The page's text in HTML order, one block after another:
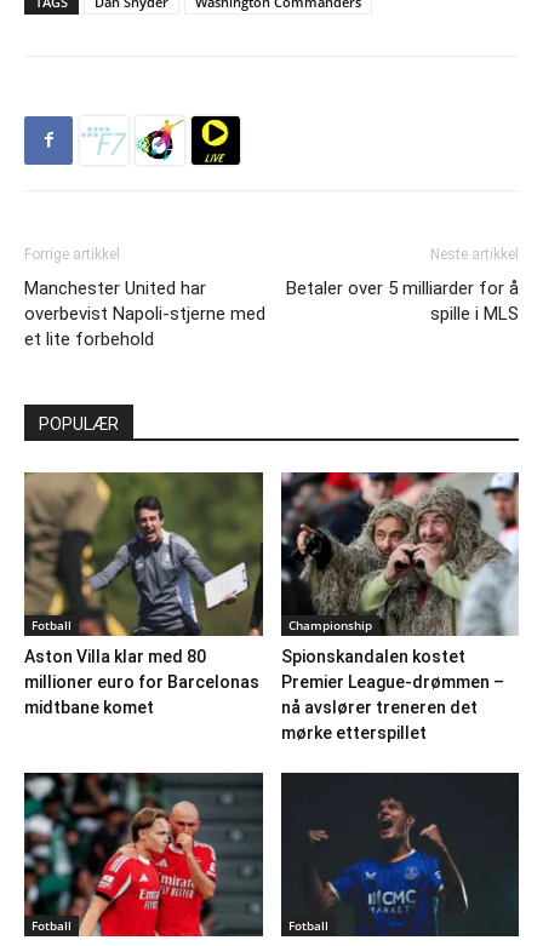
Forrige artikkel
Manchester United har
overbevist Napoli-stjerne med
et lite forbehold
Neste artikkel
Betaler over 5 milliarder for å
spille i MLS
POPULÆR
Fotball
Aston Villa klar med 80
millioner euro for Barcelonas
midtbane komet
Championship
Spionskandalen kostet
Premier League-drømmen –
nå avslører treneren det
mørke etterspillet
Fotball Fotball